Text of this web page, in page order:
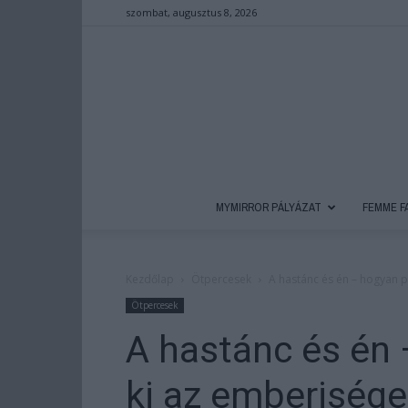
szombat, augusztus 8, 2026
MYMIRROR PÁLYÁZAT FEMME
Ötpercesek
A hastánc és
ki az